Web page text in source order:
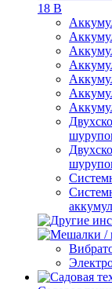
18 В